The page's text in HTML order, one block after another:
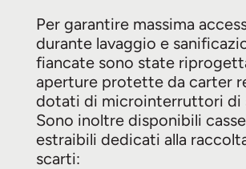
Per garantire massima
durante lavaggio e
fiancate sono state
aperture protette da carter
dotati di microinterruttori di
Sono inoltre disponibili
estraibili dedicati alla
scarti: